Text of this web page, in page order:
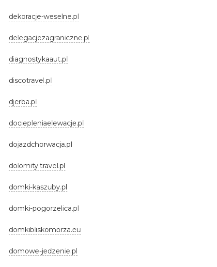
dekoracje-weselne.pl
delegacjezagraniczne.pl
diagnostykaaut.pl
discotravel.pl
djerba.pl
dociepleniaelewacje.pl
dojazdchorwacja.pl
dolomity.travel.pl
domki-kaszuby.pl
domki-pogorzelica.pl
domkibliskomorza.eu
domowe-jedzenie.pl